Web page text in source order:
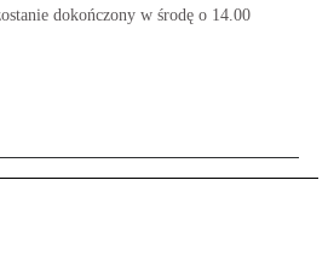
dokończony w środę o 14.00